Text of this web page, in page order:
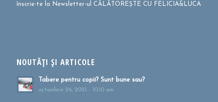
înscrie-te la Newsletter-ul CĂLĂTOREȘTE CU FELICIA&LUCA
NOUTĂȚI ȘI ARTICOLE
Tabere pentru copii? Sunt bune sau?
octombrie 26, 2021 - 10:10 am